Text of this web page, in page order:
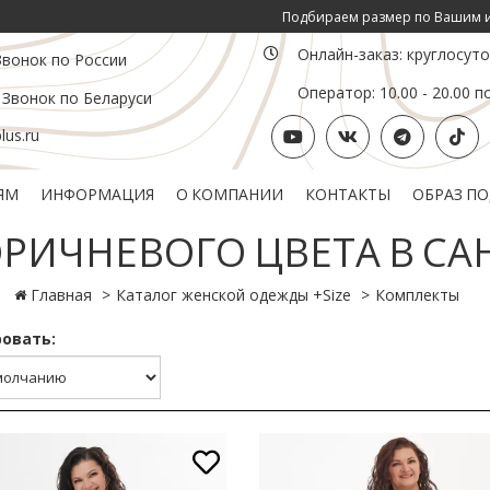
Подбираем размер по Вашим инд.
по России
по Беларуси
Онлайн-заказ:
Оператор: 10.00 - 20.00
ИНФОРМАЦИЯ О КОМПАНИИ КОНТАКТЫ ОБРАЗ
ЦВЕТА В
Главная Каталог женской одежды +Size Комплекты